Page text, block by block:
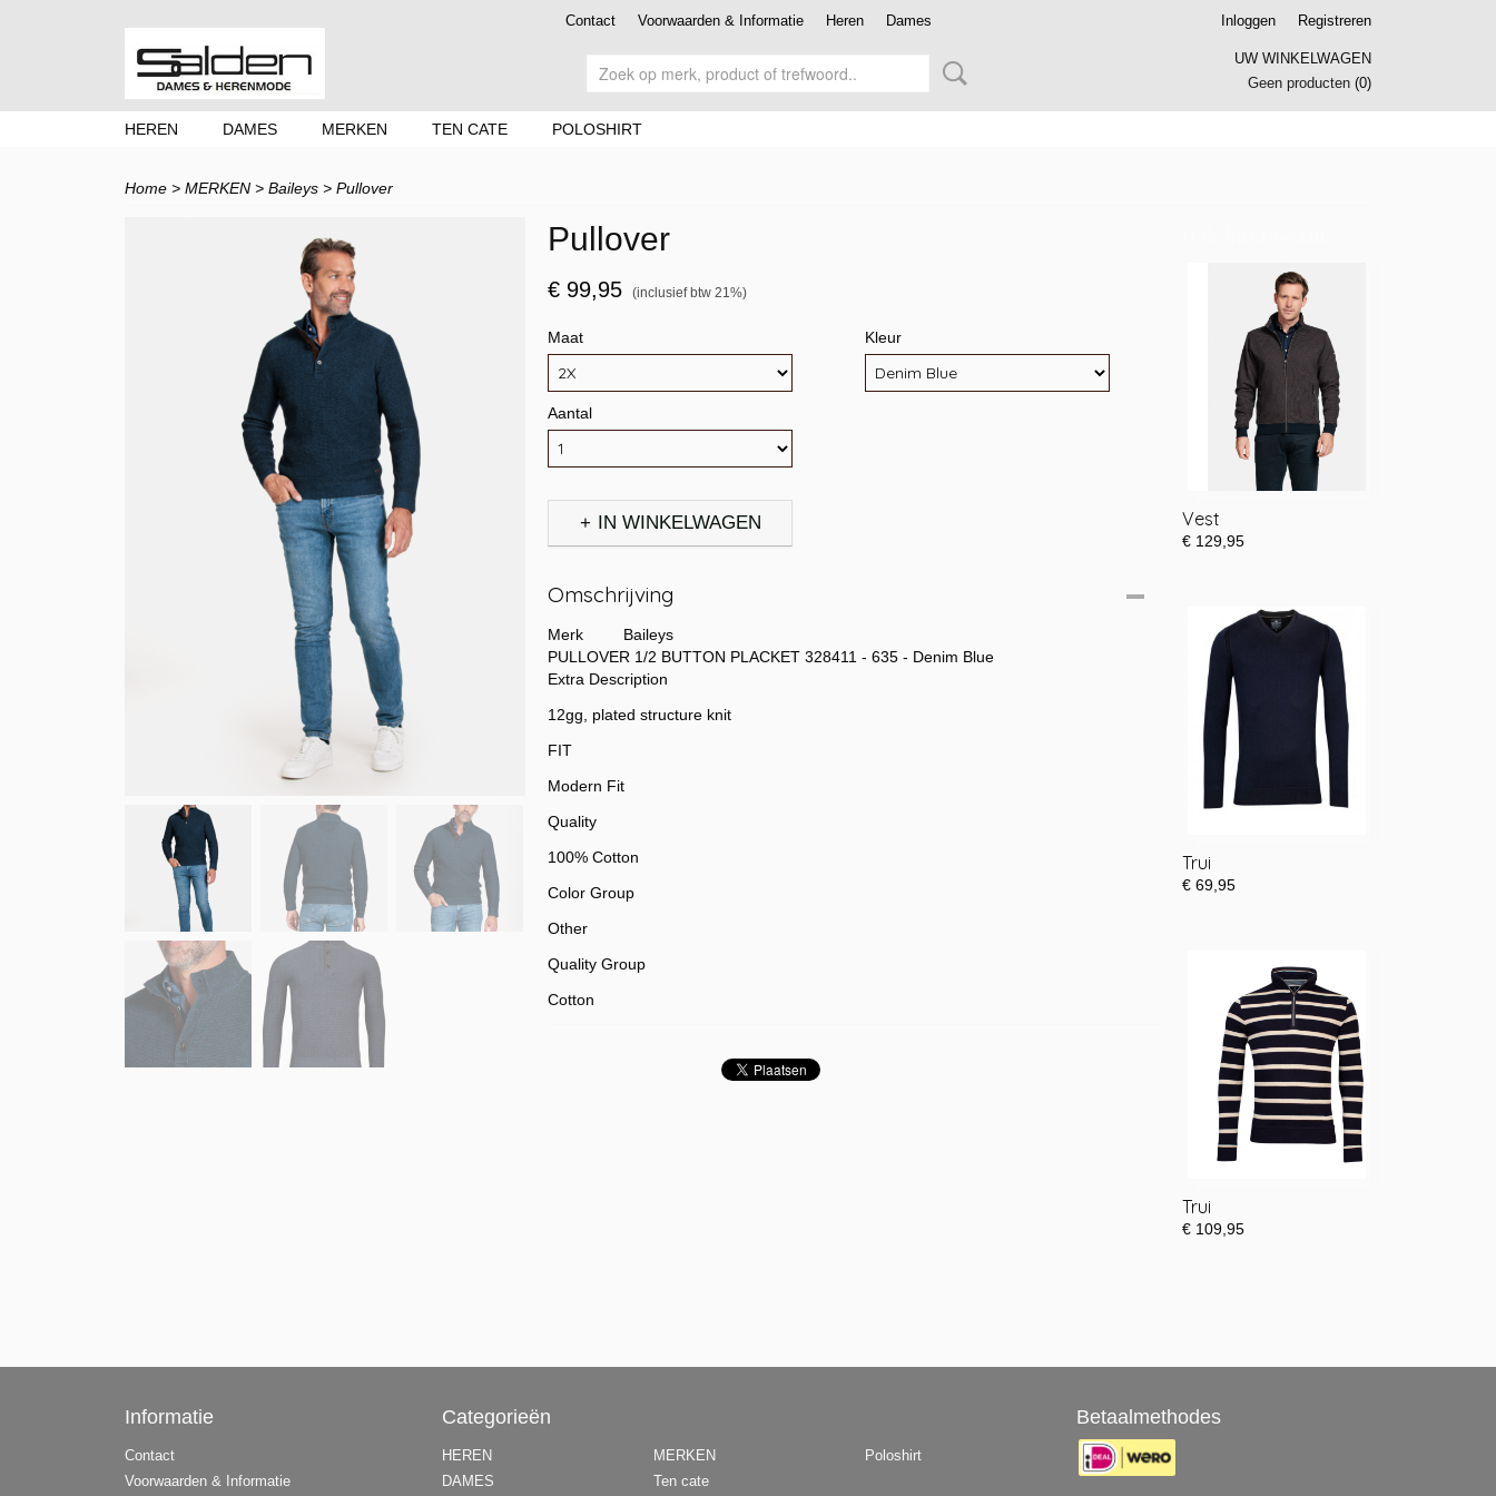
Contact Voorwaarden & Informatie Heren Dames Inloggen Registreren
UW WINKELWAGEN
Geen producten (0)
HEREN DAMES MERKEN TEN CATE POLOSHIRT
Home > MERKEN > Baileys > Pullover
Pullover
€ 99,95 (inclusief btw 21%)
Maat Kleur
Aantal
IN WINKELWAGEN
Omschrijving
Merk Baileys
PULLOVER 1/2 BUTTON PLACKET 328411 - 635 - Denim Blue
Extra Description
12gg, plated structure knit
FIT
Modern Fit
Quality
100% Cotton
Color Group
Other
Quality Group
Cotton
Vest
€ 129,95
Trui
€ 69,95
Trui
€ 109,95
Informatie
Contact
Voorwaarden & Informatie
Categorieën
HEREN
DAMES
MERKEN
Ten cate
Poloshirt
Betaalmethodes